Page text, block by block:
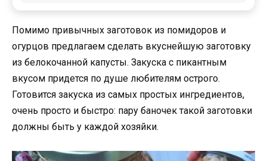
Помимо привычных заготовок из помидоров и
огурцов предлагаем сделать вкуснейшую заготовку
из белокочанной капусты. Закуска с пикантным
вкусом придется по душе любителям острого.
Готовится закуска из самых простых ингредиентов,
очень просто и быстро: пару баночек такой заготовки
должны быть у каждой хозяйки.